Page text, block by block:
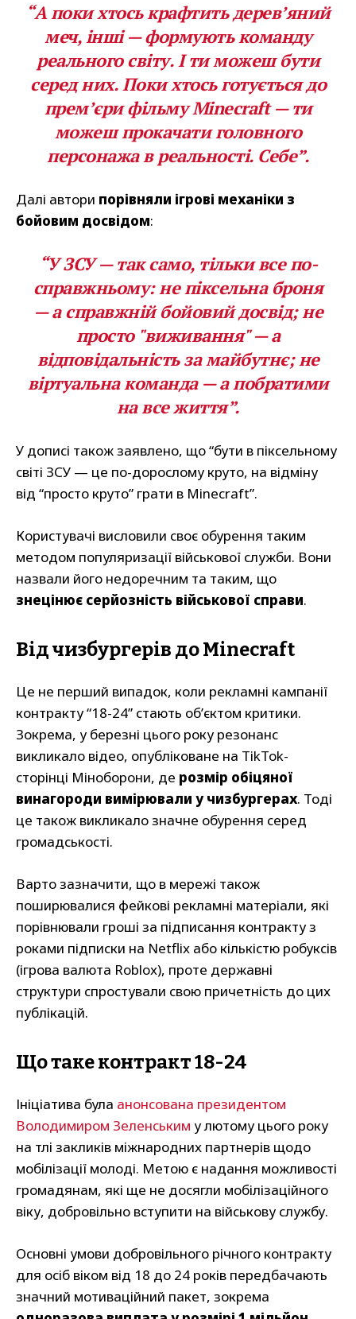
“А поки хтось крафтить дерев’яний
меч, інші — формують команду
реального світу. І ти можеш бути
серед них. Поки хтось готується до
прем’єри фільму Minecraft — ти
можеш прокачати головного
персонажа в реальності. Себе”.
Далі автори порівняли ігрові механіки з
бойовим досвідом:
“У ЗСУ — так само, тільки все по-
справжньому: не піксельна броня
— а справжній бойовий досвід; не
просто "виживання" — а
відповідальність за майбутнє; не
віртуальна команда — а побратими
на все життя”.
У дописі також заявлено, що “бути в піксельному
світі ЗСУ — це по-дорослому круто, на відміну
від “просто круто” грати в Minecraft”.
Користувачі висловили своє обурення таким
методом популяризації військової служби. Вони
назвали його недоречним та таким, що
знецінює серйозність військової справи.
Від чизбургерів до Minecraft
Це не перший випадок, коли рекламні кампанії
контракту “18-24” стають об’єктом критики.
Зокрема, у березні цього року резонанс
викликало відео, опубліковане на TikTok-
сторінці Міноборони, де розмір обіцяної
винагороди вимірювали у чизбургерах. Тоді
це також викликало значне обурення серед
громадськості.
Варто зазначити, що в мережі також
поширювалися фейкові рекламні матеріали, які
порівнювали гроші за підписання контракту з
роками підписки на Netflix або кількістю робуксів
(ігрова валюта Roblox), проте державні
структури спростували свою причетність до цих
публікацій.
Що таке контракт 18-24
Ініціатива була анонсована президентом
Володимиром Зеленським у лютому цього року
на тлі закликів міжнародних партнерів щодо
мобілізації молоді. Метою є надання можливості
громадянам, які ще не досягли мобілізаційного
віку, добровільно вступити на військову службу.
Основні умови добровільного річного контракту
для осіб віком від 18 до 24 років передбачають
значний мотиваційний пакет, зокрема